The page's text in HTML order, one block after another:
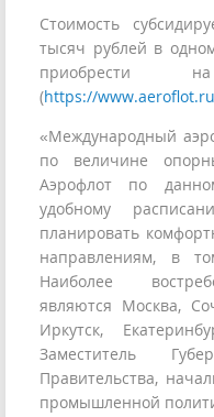
Стоимость
тысяч рублей в
приобрести
(https://www.aeroflot.ru
«Международный
по величине
Аэрофлот по
удобному
планировать
направлениям, в
Наиболее
являются Москва,
Иркутск,
Заместитель
Правительства,
промышленной